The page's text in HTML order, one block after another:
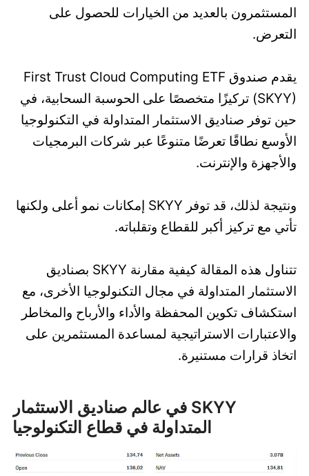
المستثمرون بالعديد من الخيارات للحصول على
التعرض.
يقدم صندوق First Trust Cloud Computing ETF
(SKYY) تركيزًا متخصصًا على الحوسبة السحابية، في
حين توفر صناديق الاستثمار المتداولة في التكنولوجيا
الأوسع نطاقًا تعرضًا متنوعًا عبر شركات البرمجيات
والأجهزة والإنترنت.
ونتيجة لذلك، قد توفر SKYY إمكانات نمو أعلى ولكنها
تأتي مع تركيز أكبر للقطاع وتقلباته.
تتناول هذه المقالة كيفية مقارنة SKYY بصناديق
الاستثمار المتداولة في مجال التكنولوجيا الأخرى، مع
استكشاف تكوين المحفظة والأداء والأرباح والمخاطر
والاعتبارات الاستراتيجية لمساعدة المستثمرين على
اتخاذ قرارات مستنيرة.
SKYY في عالم صناديق الاستثمار
المتداولة في قطاع التكنولوجيا